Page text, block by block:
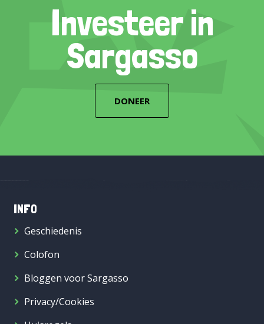
Investeer in
Sargasso
DONEER
INFO
Geschiedenis
Colofon
Bloggen voor Sargasso
Privacy/Cookies